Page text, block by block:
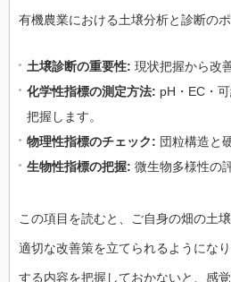
有機農業における土壌分析と診断の
土壌診断の重要性: 現状把握から改
化学性指標の測定方法: pH・EC・
把握します。
物理性指標のチェック: 団粒構造と
生物性指標の把握: 微生物多様性の
この項目を読むと、ご自身の畑の土
適切な改善策を立てられるようにな
する内容を把握しておかないと、感